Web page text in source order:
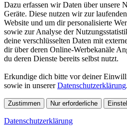
Dazu erfassen wir Daten über unsere
Geräte. Diese nutzen wir zur
Website und um dir personalisierte
sowie zur Analyse der
deine verschlüsselten Daten mit
dir über deren Online-Werbekanäle
du deren Dienste bereits selbst nutzt.
Erkundige dich bitte vor deiner
sowie in unsererDatenschutzerklärung.
Zustimmen Nur erforderliche
Datenschutzerklärung